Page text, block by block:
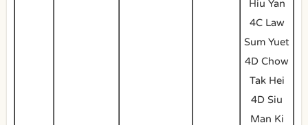
Hiu Yan
4C Law
Sum Yuet
4D Chow
Tak Hei
4D Siu
Man Ki